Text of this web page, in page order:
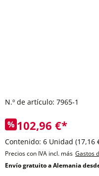
N.º de artículo: 7965-1
% 102,96 €*
Contenido: 6 Unidad (17,16
Precios con IVA incl. más Gastos
Envío gratuito a Alemania